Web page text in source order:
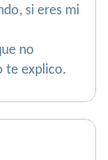
si eres mi
no
te explico.